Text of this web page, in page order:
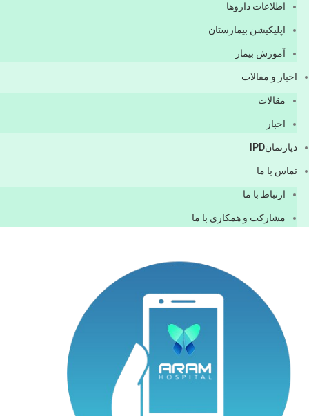
اطلاعات دارو‌ها
اپليكيشن بيمارستان
آموزش بیمار
اخبار و مقالات
مقالات
اخبار
دپارتمانIPD
تماس با ما
ارتباط با ما
مشاركت و همكاری با ما